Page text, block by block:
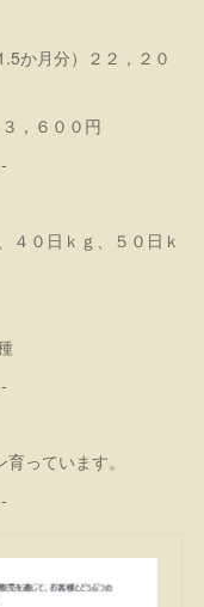
か月分）２２，２０
，６００円
０日ｋｇ、５０日ｋ
っています。